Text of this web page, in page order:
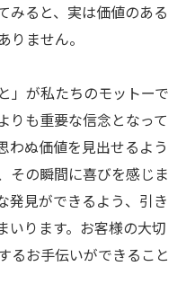
みると、実は価値のある
りません。
」が私たちのモットーで
りも重要な信念となって
わぬ価値を見出せるよう
その瞬間に喜びを感じま
発見ができるよう、引き
いります。お客様の大切
るお手伝いができること